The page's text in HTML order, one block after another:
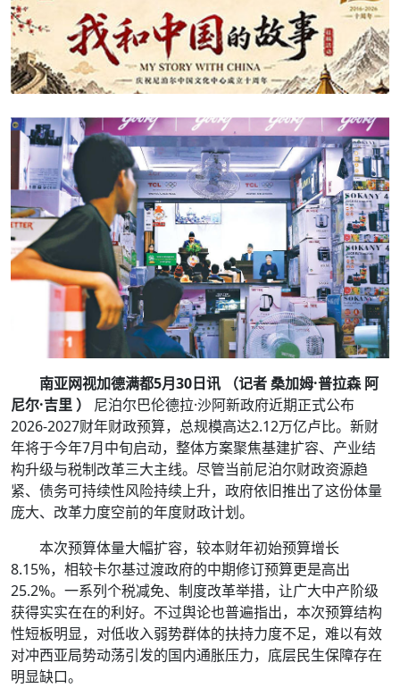
南亚网视加德满都5月30日讯 （记者桑加姆·普拉森 阿
尼尔·吉里）
尼泊尔巴伦德拉·沙阿新政府近期正式公布
2026-2027财年财政预算，总规模高达2.12万亿卢比。新财
年将于今年7月中旬启动，整体方案聚焦基建扩容、产业结
构升级与税制改革三大主线。尽管当前尼泊尔财政资源趋
紧、债务可持续性风险持续上升，政府依旧推出了这份体量
庞大、改革力度空前的年度财政计划。
本次预算体量大幅扩容，较本财年初始预算增长
8.15%，相较卡尔基过渡政府的中期修订预算更是高出
25.2%。一系列个税减免、制度改革举措，让广大中产阶级
获得实实在在的利好。不过舆论也普遍指出，本次预算结构
性短板明显，对低收入弱势群体的扶持力度不足，难以有效
对冲西亚局势动荡引发的国内通胀压力，底层民生保障存在
明显缺口。